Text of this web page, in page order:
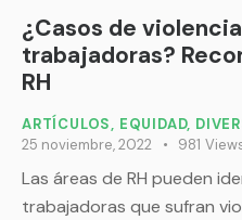
¿Casos de
trabajadoras?
RH
ARTÍCULOS, EQUIDAD,
25 noviembre, 2022
981
Las áreas de RH pueden
trabajadoras que sufran